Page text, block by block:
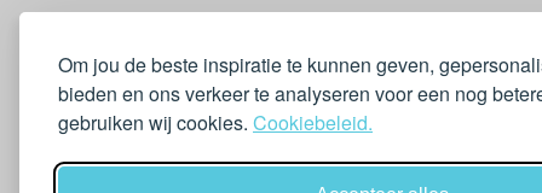
Om jou de beste inspiratie te kunnen geven,
bieden en ons verkeer te analyseren voor een nog
gebruiken wij cookies. Cookiebeleid.